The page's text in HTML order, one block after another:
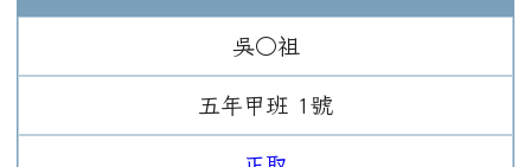
吳○祖
五年 甲班 1 號